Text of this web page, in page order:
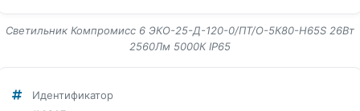
Светильник Компромисс 6 ЭКО-25-Д-120-0/ПТ/О-5К80-Н65S 26Вт
2560Лм 5000К IP65
Идентификатор